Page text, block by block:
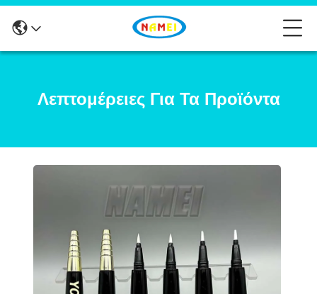
Λεπτομέρειες Για Τα Προϊόντα